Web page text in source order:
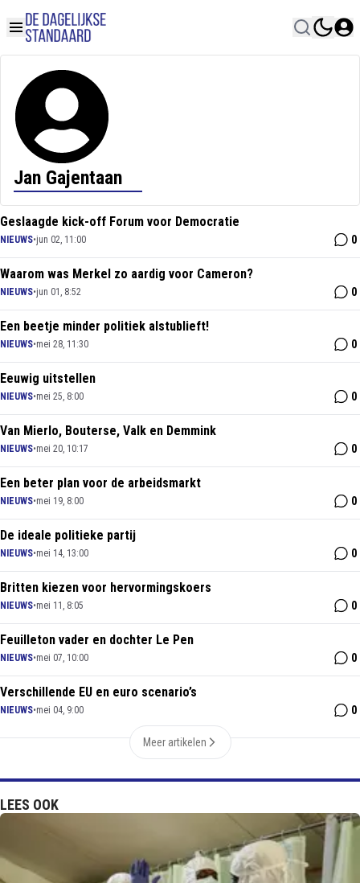
Jan Gajentaan
Geslaagde kick-off Forum voor Democratie
NIEUWS•jun 02, 11:00 0
Waarom was Merkel zo aardig voor Cameron?
NIEUWS•jun 01, 8:52 0
Een beetje minder politiek alstublieft!
NIEUWS•mei 28, 11:30 0
Eeuwig uitstellen
NIEUWS•mei 25, 8:00 0
Van Mierlo, Bouterse, Valk en Demmink
NIEUWS•mei 20, 10:17 0
Een beter plan voor de arbeidsmarkt
NIEUWS•mei 19, 8:00 0
De ideale politieke partij
NIEUWS•mei 14, 13:00 0
Britten kiezen voor hervormingskoers
NIEUWS•mei 11, 8:05 0
Feuilleton vader en dochter Le Pen
NIEUWS•mei 07, 10:00 0
Verschillende EU en euro scenario’s
NIEUWS•mei 04, 9:00 0
Meer artikelen
LEES OOK